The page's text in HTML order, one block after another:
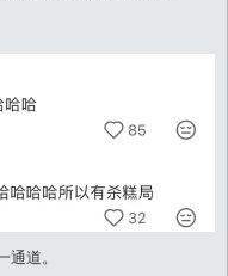
通道。